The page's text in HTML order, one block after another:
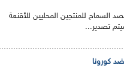
للمنتجين المحليين للأقنعة
ضد كورونا